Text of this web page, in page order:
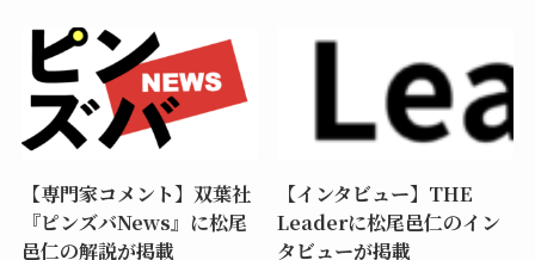
【専門家コメント】双葉社
『ピンズバNews』に松尾
邑仁の解説が掲載
【インタビュー】THE
Leaderに松尾邑仁のイン
タビューが掲載